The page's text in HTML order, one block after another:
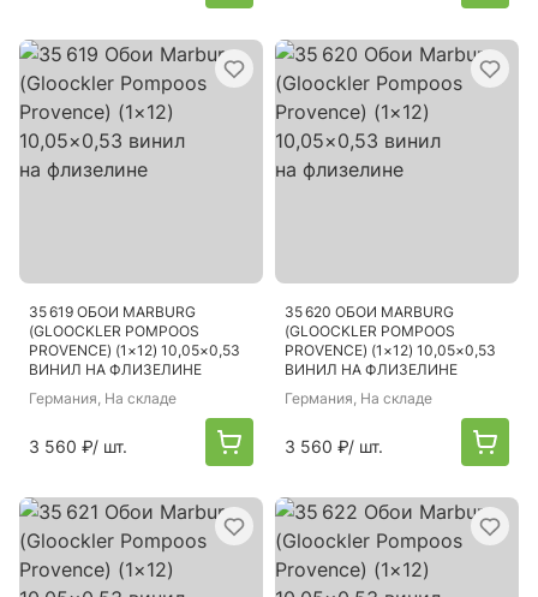
35 619 ОБОИ MARBURG
(GLOOCKLER POMPOOS
PROVENCE) (1×12) 10,05×0,53
ВИНИЛ НА ФЛИЗЕЛИНЕ
Германия, На складе
3 560 ₽/ шт.
35 620 ОБОИ MARBURG
(GLOOCKLER POMPOOS
PROVENCE) (1×12) 10,05×0,53
ВИНИЛ НА ФЛИЗЕЛИНЕ
Германия, На складе
3 560 ₽/ шт.